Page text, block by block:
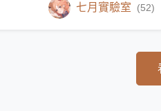
七月實驗室 (52)